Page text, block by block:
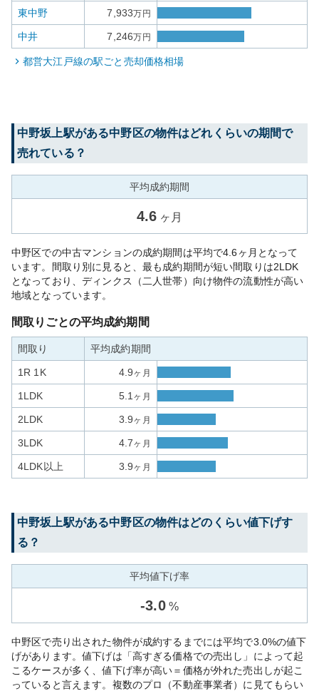
東中野 7,933万円
中井 7,246万円
都営大江戸線の駅ごと売却価格相場
中野坂上駅がある中野区の物件はどれくらいの期間で
売れている？
平均成約期間
4.6 ヶ月
中野区での中古マンションの成約期間は平均で4.6ヶ月となって
います。間取り別に見ると、最も成約期間が短い間取りは2LDK
となっており、ディンクス（二人世帯）向け物件の流動性が高い
地域となっています。
間取りごとの平均成約期間
間取り 平均成約期間
1R 1K 4.9ヶ月
1LDK 5.1 ヶ月
2LDK 3.9ヶ月
3LDK 4.7ヶ月
4LDK以上 3.9ヶ月
中野坂上駅がある中野区の物件はどのくらい値下げす
る？
平均値下げ率
-3.0 %
中野区で売り出された物件が成約するまでには平均で3.0%の値下
げがあります。値下げは「高すぎる価格での売出し」によって起
こるケースが多く、値下げ率が高い＝価格が外れた売出しが起こ
っていると言えます。複数のプロ（不動産事業者）に見てもらい